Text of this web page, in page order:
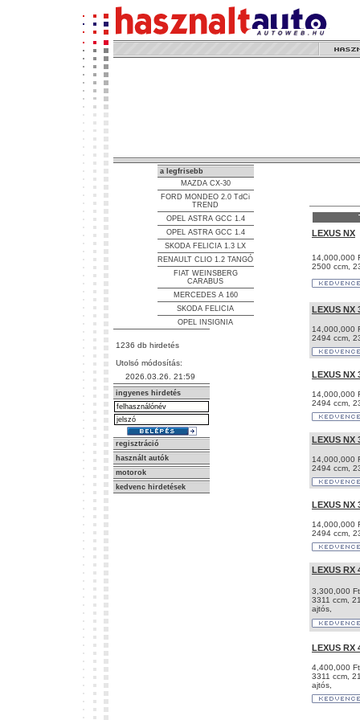
a legfrisebb
MAZDA CX-30
FORD MONDEO 2.0 TdCi
TREND
OPEL ASTRA GCC 1.4
OPEL ASTRA GCC 1.4
SKODA FELICIA 1.3 LX
RENAULT CLIO 1.2 TANGÓ
FIAT WEINSBERG
CARABUS
MERCEDES A 160
SKODA FELICIA
OPEL INSIGNIA
1236 db hirdetés
Utolsó módosítás:
2026.03.26. 21:59
ingyenes hirdetés
regisztráció
használt autók
motorok
kedvenc hirdetések
LEXUS NX
14,000,000
2500 ccm,
LEXUS NX
14,000,000
2494 ccm,
LEXUS NX
14,000,000
2494 ccm,
LEXUS NX
14,000,000
2494 ccm,
LEXUS NX
14,000,000
2494 ccm,
LEXUS RX
3,300,000
3311 ccm,
ajtós,
LEXUS RX
4,400,000
3311 ccm,
ajtós,